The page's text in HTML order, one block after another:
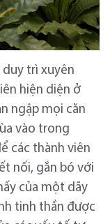
duy trì xuyên
hiện diện ở
ngập mọi căn
vào trong
các thành viên
nối, gắn bó với
của một dãy
tinh thần được